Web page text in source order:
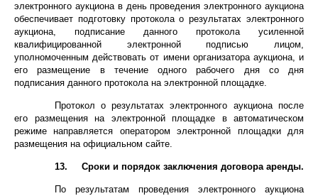
электронного аукциона в день проведения электронного аукциона
обеспечивает подготовку протокола о результатах электронного
аукциона, подписание данного протокола усиленной
квалифицированной электронной подписью лицом,
уполномоченным действовать от имени организатора аукциона, и
его размещение в течение одного рабочего дня со дня
подписания данного протокола на электронной площадке.
Протокол о результатах электронного аукциона после
его размещения на электронной площадке в автоматическом
режиме направляется оператором электронной площадки для
размещения на официальном сайте.
13. Сроки и порядок заключения договора аренды.
По результатам проведения электронного аукциона